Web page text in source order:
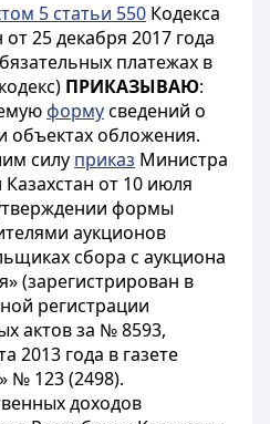
5 статьи 550 Кодекса
25 декабря 2017 года
платежах в
ПРИКАЗЫВАЮ:
формусведений о
объектах обложения.
силу приказ Министра
от 10 июля
формы
аукционов
сбора с аукциона
(зарегистрирован в
регистрации
актов за № 8593,
2013 года в газете
№ 123 (2498).
доходов